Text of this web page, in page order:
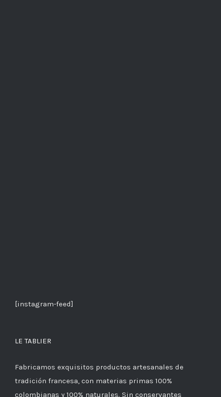
[instagram-feed]
LE TABLIER
Fabricamos exquisitos productos artesanales de
tradición francesa, con materias primas 100%
colombianas y 100% naturales. Sin conservantes